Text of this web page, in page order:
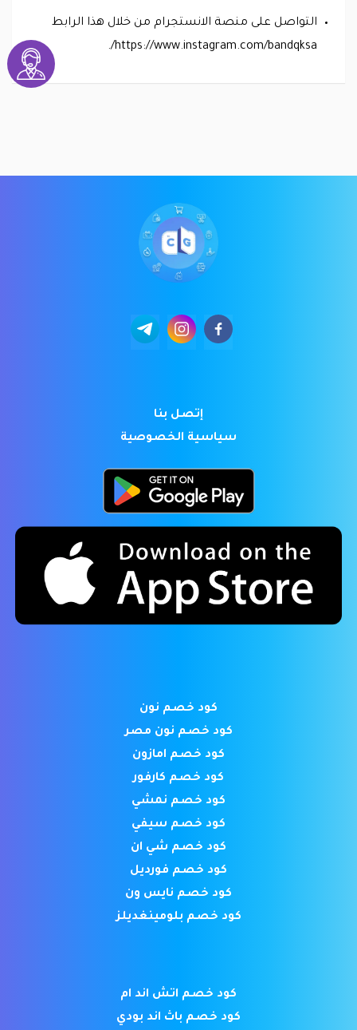
التواصل على منصة الانستجرام من خلال هذا الرابط
https://www.instagram.com/bandqksa/.
إتصل بنا
سياسية الخصوصية
كود خصم نون
كود خصم نون مصر
كود خصم امازون
كود خصم كارفور
كود خصم نمشي
كود خصم سيفي
كود خصم شي ان
كود خصم فورديل
كود خصم نايس ون
كود خصم بلومينغديلز
كود خصم اتش اند ام
كود خصم باث اند بودي